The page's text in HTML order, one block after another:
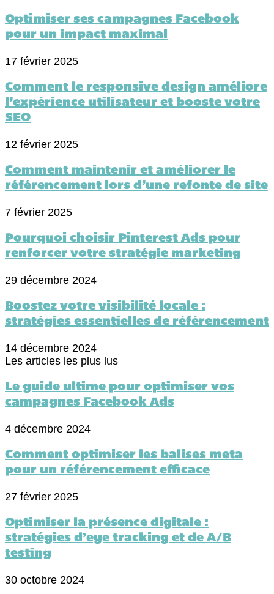
Optimiser ses campagnes Facebook
pour un impact maximal
17 février 2025
Comment le responsive design améliore
l’expérience utilisateur et booste votre
SEO
12 février 2025
Comment maintenir et améliorer le
référencement lors d’une refonte de site
7 février 2025
Pourquoi choisir Pinterest Ads pour
renforcer votre stratégie marketing
29 décembre 2024
Boostez votre visibilité locale :
stratégies essentielles de référencement
14 décembre 2024
Les articles les plus lus
Le guide ultime pour optimiser vos
campagnes Facebook Ads
4 décembre 2024
Comment optimiser les balises meta
pour un référencement efficace
27 février 2025
Optimiser la présence digitale :
stratégies d’eye tracking et de A/B
testing
30 octobre 2024